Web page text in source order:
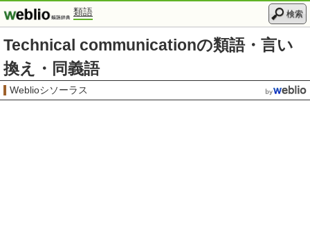
類語 検索
Technical communicationの類語・言い
換え・同義語
Weblioシソーラス